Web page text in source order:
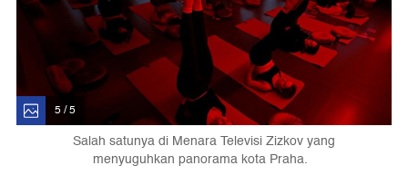
5 / 5
Salah satunya di Menara Televisi Zizkov yang
menyuguhkan panorama kota Praha.